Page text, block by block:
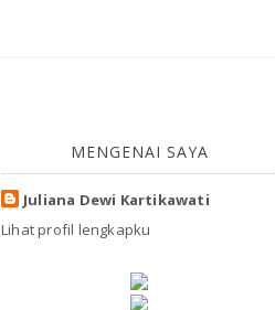
MENGENAI SAYA
Juliana Dewi Kartikawati
Lihat profil lengkapku